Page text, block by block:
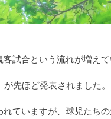
試合という流れが増えて
先ほど発表されました。
ていますが、球児たち